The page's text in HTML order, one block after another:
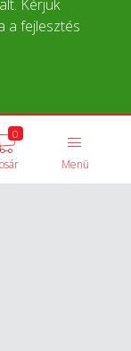
Kérjük
a fejlesztés
Menü
0